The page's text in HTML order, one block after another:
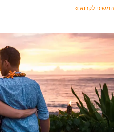
המשיכי לקרוא »